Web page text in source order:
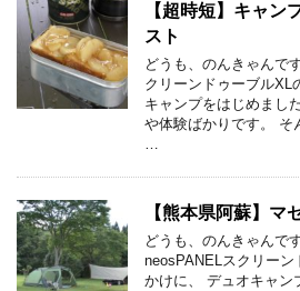
【超時短】キャン
スト
どうも、のんきゃんで
クリーンドゥーブルXL
キャンプをはじめまし
や体験ばかりです。 そ
…
【熊本県阿蘇】マ
どうも、のんきゃんで
neosPANELスクリーン
かけに、 デュオキャン